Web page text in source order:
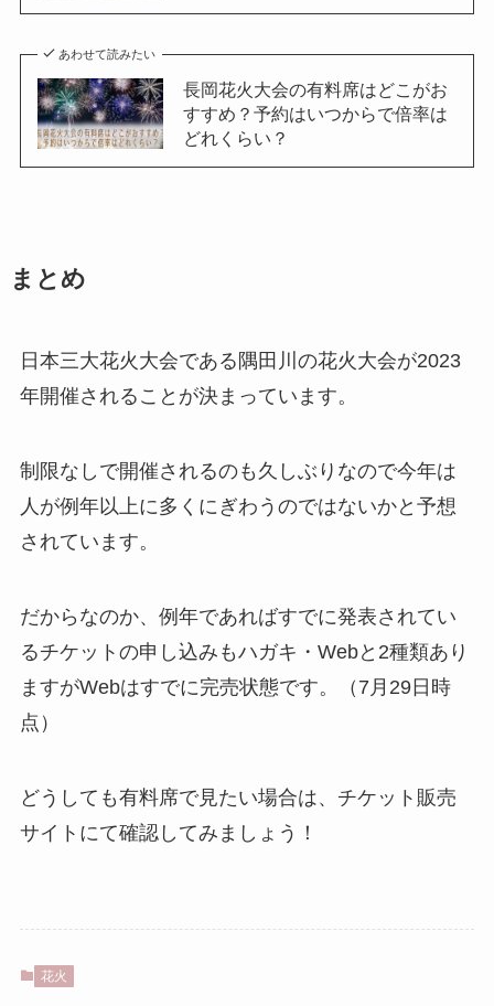
あわせて読みたい
長岡花火大会の有料席はどこがお
すすめ？予約はいつからで倍率は
どれくらい？
まとめ
日本三大花火大会である隅田川の花火大会が2023
年開催されることが決まっています。
制限なしで開催されるのも久しぶりなので今年は
人が例年以上に多くにぎわうのではないかと予想
されています。
だからなのか、例年であればすでに発表されてい
るチケットの申し込みもハガキ・Webと2種類あり
ますがWebはすでに完売状態です。（7月29日時
点）
どうしても有料席で見たい場合は、チケット販売
サイトにて確認してみましょう！
花火